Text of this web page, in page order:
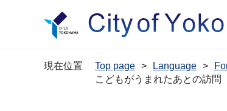
現在位置 Top page Language
こどもがうまれたあとの訪問